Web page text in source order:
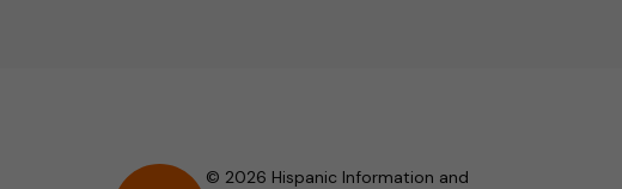
© 2026 Hispanic Information and